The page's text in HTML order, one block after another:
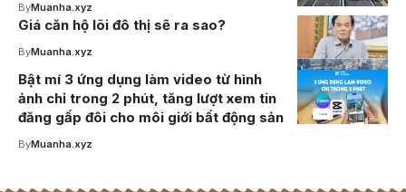
ByMuanha.xyz
Giá căn hộ lõi đô thị sẽ ra sao?
ByMuanha.xyz
Bật mí 3 ứng dụng làm video từ hình
ảnh chỉ trong 2 phút, tăng lượt xem tin
đăng gấp đôi cho môi giới bất động sản
ByMuanha.xyz